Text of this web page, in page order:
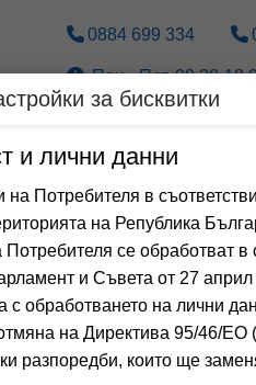
0884 699 334
Пон.- Пет. 09.30-
за Юли за
0хотела
СЪНИ КАСЪЛ
за бисквитки
и лични данни
Потребителя в
на Република
се обработват в
и Съвета от 27 април
обработването на лични
на Директива 95/46/
разпоредби, които ще